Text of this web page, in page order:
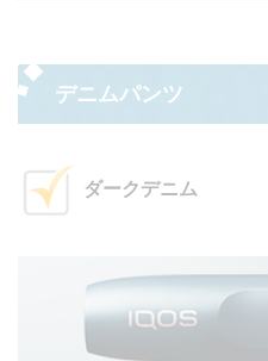
デニムパンツ
ダークデニム